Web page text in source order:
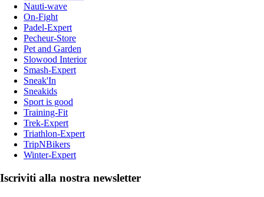
Nauti-wave
On-Fight
Padel-Expert
Pecheur-Store
Pet and Garden
Slowood Interior
Smash-Expert
Sneak'In
Sneakids
Sport is good
Training-Fit
Trek-Expert
Triathlon-Expert
TripNBikers
Winter-Expert
Iscriviti alla nostra newsletter